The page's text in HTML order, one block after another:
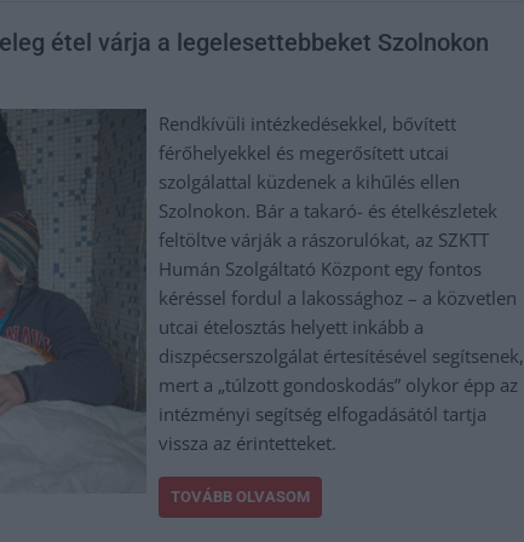
étel várja a legelesettebbeket Szolnokon
Rendkívüli intézkedésekkel, bővített
férőhelyekkel és megerősített utcai
szolgálattal küzdenek a kihűlés ellen
Szolnokon. Bár a takaró- és ételkészletek
feltöltve várják a rászorulókat, az SZKTT
Humán Szolgáltató Központ egy fontos
kéréssel fordul a lakossághoz – a közvetlen
utcai ételosztás helyett inkább a
diszpécserszolgálat értesítésével segítsenek,
mert a „túlzott gondoskodás” olykor épp az
intézményi segítség elfogadásától tartja
vissza az érintetteket.
TOVÁBB OLVASOM